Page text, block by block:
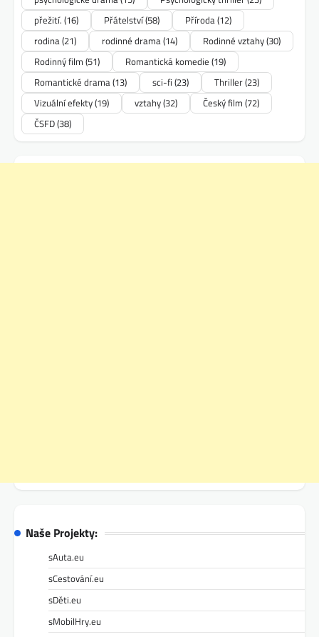
přežití. (16) Přátelství(58) Příroda(12)
rodina(21) rodinné drama(14) Rodinné vztahy(30)
Rodinný film (51) Romantická komedie (19)
Romantické drama(13) sci-fi (23) Thriller(23)
Vizuální efekty(19) vztahy(32) Český film (72)
ČSFD(38)
Naše Projekty:
sAuta.eu
sCestování.eu
sDěti.eu
sMobilHry.eu